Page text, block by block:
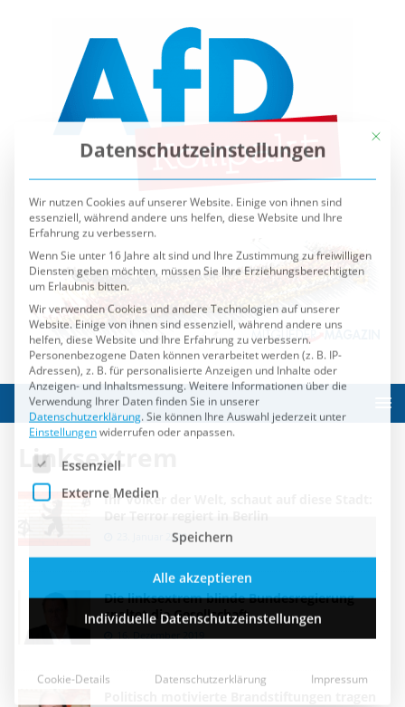
Linksextrem
Ihr Völker der Welt, schaut auf diese Stadt:
Der Terror regiert in Berlin
23. Januar 2020
Die linksextrem blinde Bundesregierung
spaltet die Gesellschaft
Datenschutzeinstellungen
Wir nutzen Cookies auf unserer Website. Einige von ihnen sind
essenziell, während andere uns helfen, diese Website und Ihre
Erfahrung zu verbessern.
Wenn Sie unter 16 Jahre alt sind und Ihre Zustimmung zu freiwilligen
Diensten geben möchten, müssen Sie Ihre Erziehungsberechtigten
um Erlaubnis bitten.
Wir verwenden Cookies und andere Technologien auf unserer
Website. Einige von ihnen sind essenziell, während andere uns
helfen, diese Website und Ihre Erfahrung zu verbessern.
Personenbezogene Daten können verarbeitet werden (z. B. IP-
Adressen), z. B. für personalisierte Anzeigen und Inhalte oder
Anzeigen- und Inhaltsmessung.Weitere Informationen über die
Verwendung Ihrer Daten finden Sie in unserer
Datenschutzerklärung.Sie können Ihre Auswahl jederzeit unter
Einstellungenwiderrufen oder anpassen.
Es folgt eine Liste der Service-Gruppen, für die eine
Essenziell
Externe Medien
Speichern
Datenschutzerklärung